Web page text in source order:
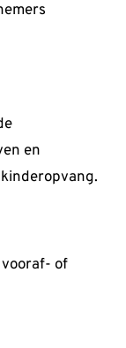
en
vooraf- of